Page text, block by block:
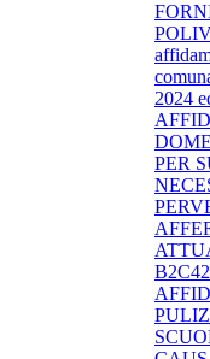
2024
PER